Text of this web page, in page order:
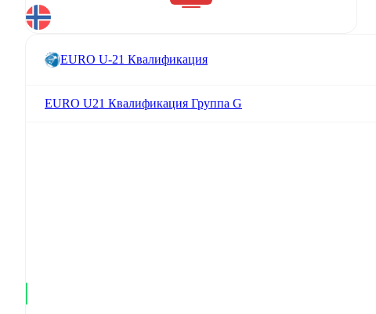
EURO U-21 Квалификация
EURO U21 Квалификация Группа G